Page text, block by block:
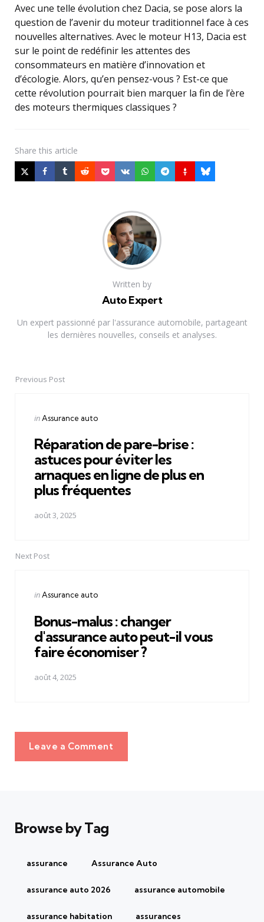
Avec une telle évolution chez Dacia, se pose alors la
question de l’avenir du moteur traditionnel face à ces
nouvelles alternatives. Avec le moteur H13, Dacia est
sur le point de redéfinir les attentes des
consommateurs en matière d’innovation et
d’écologie. Alors, qu’en pensez-vous ? Est-ce que
cette révolution pourrait bien marquer la fin de l’ère
des moteurs thermiques classiques ?
Share this article
Written by
Auto Expert
Un expert passionné par l'assurance automobile, partageant
les dernières nouvelles, conseils et analyses.
PostPrevious Post
Posted
inAssurance auto
Réparation de pare-brise :
astuces pour éviter les
arnaques en ligne de plus en
plus fréquentes
août 3, 2025
Next Post
Posted
inAssurance auto
Bonus-malus : changer
d'assurance auto peut-il vous
faire économiser ?
août 4, 2025
Leave a Comment
Browse by Tag
assurance Assurance Auto
assurance auto 2026 assurance automobile
assurance habitation assurances